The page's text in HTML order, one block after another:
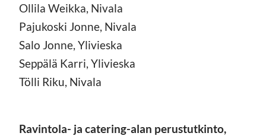
Ollila Weikka, Nivala
Pajukoski Jonne, Nivala
Salo Jonne, Ylivieska
Seppälä Karri, Ylivieska
Tölli Riku, Nivala
Ravintola- ja catering-alan perustutkinto,